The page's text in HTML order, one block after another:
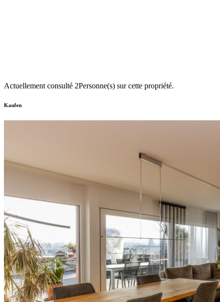
Actuellement consulté 2Personne(s) sur cette propriété.
Kaufen